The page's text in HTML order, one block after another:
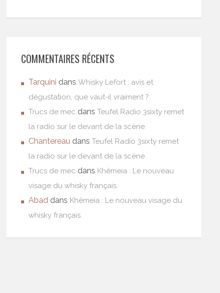
COMMENTAIRES RÉCENTS
Tarquini dansWhisky Lefort : avis et
dégustation, que vaut-il vraiment ?
Trucs de mec dansTeufel Radio 3sixty remet
la radio sur le devant de la scène
Chantereau dansTeufel Radio 3sixty remet
la radio sur le devant de la scène
Trucs de mec dans Khêmeia : Le nouveau
visage du whisky français.
Abad dans Khêmeia : Le nouveau visage du
whisky français.